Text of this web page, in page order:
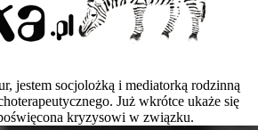
jestem socjolożką i mediatorką rodzinną
Już wkrótce ukaże się
kryzysowi w związku.